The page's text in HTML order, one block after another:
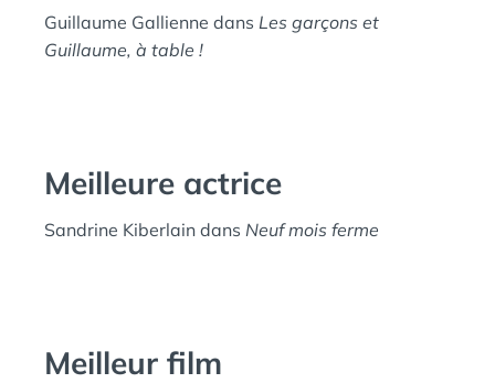
Guillaume Gallienne dans Les garçons et
Guillaume, à table !
Meilleure actrice
Sandrine Kiberlain dans Neuf mois ferme
Meilleur film